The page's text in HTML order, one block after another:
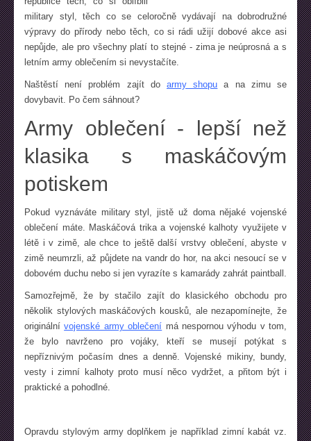
military styl, těch co se celoročně vydávají na dobrodružné
výpravy do přírody nebo těch, co si rádi užijí dobové akce asi
nepůjde, ale pro všechny platí to stejné - zima je neúprosná a s
letním army oblečením si nevystačíte.
Naštěstí není problém zajít do army shopu a na zimu se
dovybavit. Po čem sáhnout?
Army oblečení - lepší než
klasika s maskáčovým
potiskem
Pokud vyznáváte military styl, jistě už doma nějaké vojenské
oblečení máte. Maskáčová trika a vojenské kalhoty využijete v
létě i v zimě, ale chce to ještě další vrstvy oblečení, abyste v
zimě neumrzli, až půjdete na vandr do hor, na akci nesoucí se v
dobovém duchu nebo si jen vyrazíte s kamarády zahrát paintball.
Samozřejmě, že by stačilo zajít do klasického obchodu pro
několik stylových maskáčových kousků, ale nezapomínejte, že
originálnívojenské army oblečení má nespornou výhodu v tom,
že bylo navrženo pro vojáky, kteří se musejí potýkat s
nepříznivým počasím dnes a denně. Vojenské mikiny, bundy,
vesty i zimní kalhoty proto musí něco vydržet, a přitom být i
praktické a pohodlné.
Opravdu stylovým army doplňkem je například zimní kabát vz.